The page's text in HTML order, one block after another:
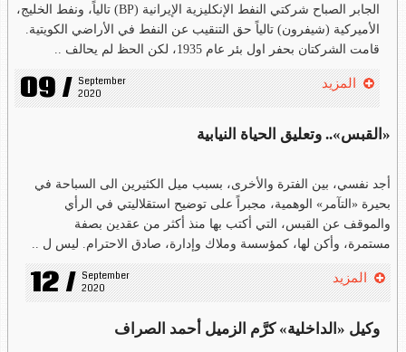
الجابر الصباح شركتي النفط الإنكليزية الإيرانية (BP) تالياً، ونفط الخليج،
الأميركية (شيفرون) تالياً حق التنقيب عن النفط في الأراضي الكويتية.
قامت الشركتان بحفر اول بئر عام 1935، لكن الحظ لم يحالف ..
09 / September
2020
المزيد
«القبس».. وتعليق الحياة النيابية
أجد نفسي، بين الفترة والأخرى، بسبب ميل الكثيرين الى السباحة في
بحيرة «التآمر» الوهمية، مجبراً على توضيح استقلاليتي في الرأي
والموقف عن القبس، التي أكتب بها منذ أكثر من عقدين بصفة
مستمرة، وأكن لها، كمؤسسة وملاك وإدارة، صادق الاحترام. ليس ل ..
12 / September
2020
المزيد
وكيل «الداخلية» كرَّم الزميل أحمد الصراف